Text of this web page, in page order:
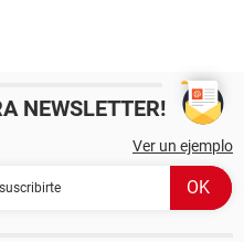
NEWSLETTER!
Ver un ejemplo